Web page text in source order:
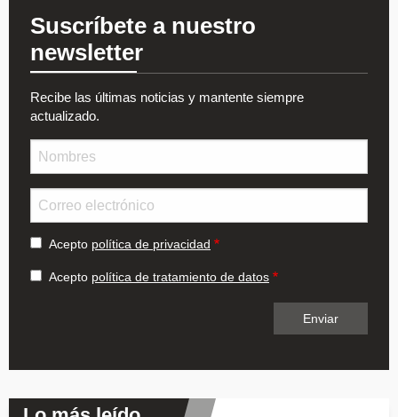
Suscríbete a nuestro
newsletter
Recibe las últimas noticias y mantente siempre
actualizado.
Acepto política de privacidad
Acepto política de tratamiento de datos